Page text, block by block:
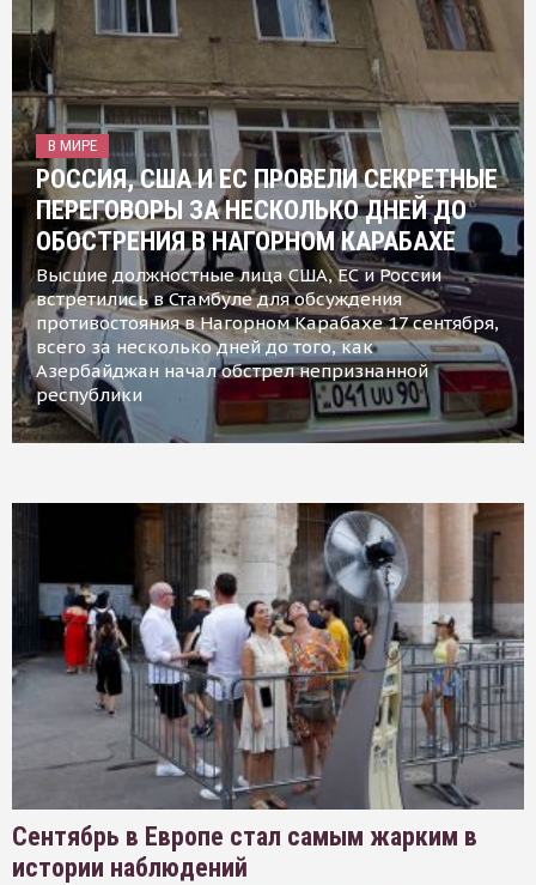
В МИРЕ
РОССИЯ, США И ЕС ПРОВЕЛИ СЕКРЕТНЫЕ
ПЕРЕГОВОРЫ ЗА НЕСКОЛЬКО ДНЕЙ ДО
ОБОСТРЕНИЯ В НАГОРНОМ КАРАБАХЕ
Высшие должностные лица США, ЕС и России
встретились в Стамбуле для обсуждения
противостояния в Нагорном Карабахе 17 сентября,
всего за несколько дней до того, как
Азербайджан начал обстрел непризнанной
республики
Сентябрь в Европе стал самым жарким в
истории наблюдений